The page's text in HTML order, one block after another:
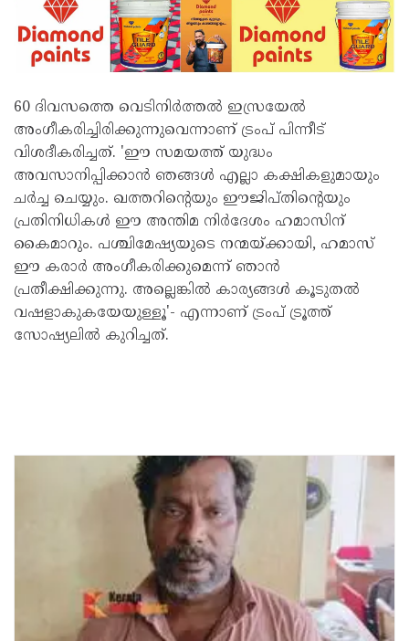
60 ദിവസത്തെ വെടിനിര്‍ത്തല്‍ ഇസ്രയേല്‍
അംഗീകരിച്ചിരിക്കുന്നുവെന്നാണ് ട്രംപ് പിന്നീട്
വിശദീകരിച്ചത്. 'ഈ സമയത്ത് യുദ്ധം
അവസാനിപ്പിക്കാന്‍ ഞങ്ങള്‍ എല്ലാ കക്ഷികളുമായും
ചര്‍ച്ച ചെയ്യും. ഖത്തറിന്റെയും ഈജിപ്തിന്റെയും
പ്രതിനിധികള്‍ ഈ അന്തിമ നിര്‍ദേശം ഹമാസിന്
കൈമാറും. പശ്ചിമേഷ്യയുടെ നന്മയ്ക്കായി, ഹമാസ്
ഈ കരാര്‍ അംഗീകരിക്കുമെന്ന് ഞാന്‍
പ്രതീക്ഷിക്കുന്നു. അല്ലെങ്കില്‍ കാര്യങ്ങള്‍ കൂടുതല്‍
വഷളാകുകയേയുള്ളൂ'- എന്നാണ് ട്രംപ് ട്രൂത്ത്
സോഷ്യലില്‍ കുറിച്ചത്.